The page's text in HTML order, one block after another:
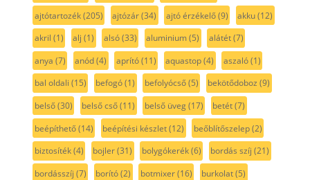
ajtótartozék(205) ajtózár(34) ajtó érzékelő(9) akku(12)
akril (1) alj (1) alsó(33) aluminium(5) alátét(7)
anya (7) anód(4) aprító(11) aquastop(4) aszaló(1)
bal oldali (15) befogó(1) befolyócső(5) bekötődoboz (9)
belső(30) belső cső(11) belső üveg(17) betét(7)
beépíthető(14) beépítési készlet(12) beőblítőszelep(2)
biztosíték(4) bojler(31) bolygókerék(6) bordás szíj (21)
bordásszíj (7) borító(2) botmixer(16) burkolat(5)